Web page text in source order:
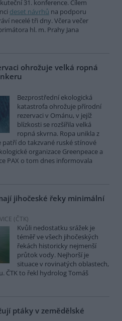
31. konference. Cílem
deset návrhů na podporu
necelé tři dny. Včera večer
hl. m. Prahy Jana
ohrožuje velká ropná
Bezprostřední ekologická
katastrofa ohrožuje přírodní
rezervaci v Ománu, v jejíž
blízkosti se rozšířila velká
ropná skvrna. Ropa unikla z
patří do takzvané ruské stínové
organizace Greenpeace a
PAX o tom dnes informovala
jihočeské řeky minimální
(ČTK)
Kvůli nedostatku srážek je
téměř ve všech jihočeských
řekách historicky nejmenší
průtok vody. Nejhorší je
situace v rovinatých oblastech,
ČTK to řekl hydrolog Tomáš
ptáky v zemědělské